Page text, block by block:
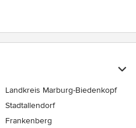
Landkreis Marburg-Biedenkopf
Stadtallendorf
Frankenberg